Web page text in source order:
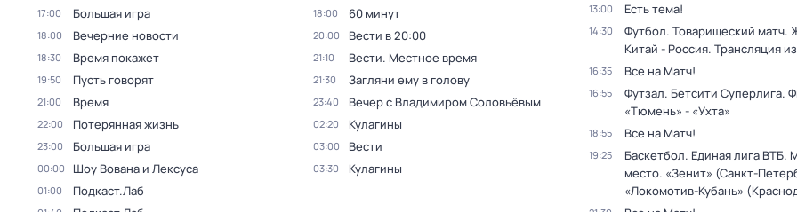
17:00 Большая игра
18:00 Вечерние новости
18:30 Время покажет
19:50 Пусть говорят
21:00 Время
22:00 Потерянная жизнь
23:00 Большая игра
00:00 Шоу Вована и Лексуса
01:00 Подкаст.Лаб
18:00 60 минут
20:00 Вести в 20:00
21:10 Вести. Местное время
21:30 Загляни ему в голову
23:40 Вечер с Владимиром Соловьёвым
02:20 Кулагины
03:00 Вести
03:30 Кулагины
13:00 Есть тема!
14:30
Футбол. Товарищеский матч.
Китай - Россия. Трансляция
16:35 Все на Матч!
16:55
Футзал. Бетсити Суперлига.
«Тюмень» - «Ухта»
18:55 Все на Матч!
19:25
Баскетбол. Единая лига ВТБ.
место. «Зенит» (Санкт-
«Локомотив-Кубань»